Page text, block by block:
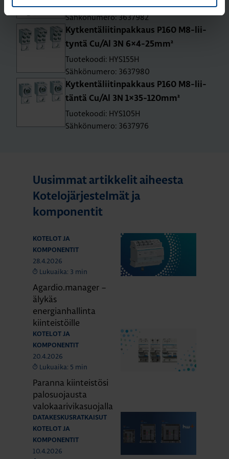
Tuotekoodi: HYS200H
Sähkönumero: 3637982
Kyt­ken­tä­lii­tin­pak­kaus P160 M8-lii­
tyn­tä Cu/Al 3N 6×4-25mm²
Tuotekoodi: HYS155H
Sähkönumero: 3637980
Kyt­ken­tä­lii­tin­pak­kaus P160 M8-lii­
tän­tä Cu/Al 3N 1×35-120mm²
Tuotekoodi: HYS105H
Sähkönumero: 3637976
Uusimmat artikkelit aiheesta
Kotelojärjestelmät ja
komponentit
KOTELOT JA
KOMPONENTIT
28.4.2026
Lukuaika: 3 min
Agardio.manager –
älykäs
energianhallinta
kiinteistöille
KOTELOT JA
KOMPONENTIT
20.4.2026
Lukuaika: 5 min
Paranna kiinteistösi
palosuojausta
valokaarivikasuojalla
DATAKESKUSRATKAISUT
KOTELOT JA
KOMPONENTIT
10.4.2026